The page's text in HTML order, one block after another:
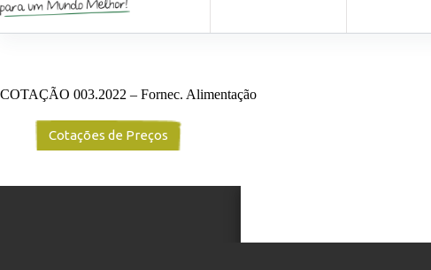
COTAÇÃO 003.2022 – Fornec. Alimentação
Cotações de Preços